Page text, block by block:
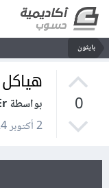
بايثون
0
هياكل
بواسطة Motasem Er
2 أكتوبر 2024